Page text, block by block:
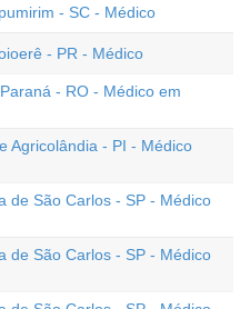
- SC - Médico
- PR - Médico
- RO - Médico em
Agricolândia - PI - Médico
de São Carlos - SP - Médico
de São Carlos - SP - Médico